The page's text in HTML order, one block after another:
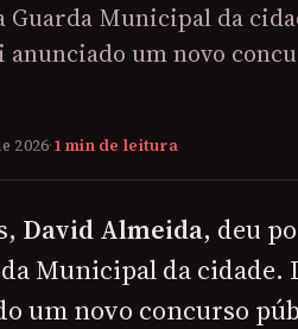
Guarda Municipal da
um novo
2026·1 min de leitura
David Almeida, deu
Municipal da cidade.
um novo concurso